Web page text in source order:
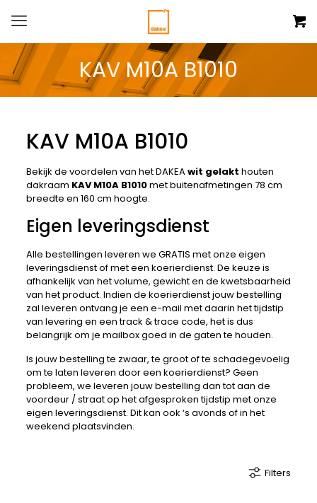
KAV M10A B1010
KAV M10A B1010
Bekijk de voordelen van het DAKEAwit gelakt houten
dakraam KAV M10A B1010met buitenafmetingen 78 cm
breedte en 160 cm hoogte.
Eigen leveringsdienst
Alle bestellingen leveren we GRATIS met onze eigen
leveringsdienst of met een koerierdienst. De keuze is
afhankelijk van het volume, gewicht en de kwetsbaarheid
van het product. Indien de koerierdienst jouw bestelling
zal leveren ontvang je een e-mail met daarin het tijdstip
van levering en een track & trace code, het is dus
belangrijk om je mailbox goed in de gaten te houden.
Is jouw bestelling te zwaar, te groot of te schadegevoelig
om te laten leveren door een koerierdienst? Geen
probleem, we leveren jouw bestelling dan tot aan de
voordeur / straat op het afgesproken tijdstip met onze
eigen leveringsdienst. Dit kan ook ‘s avonds of in het
weekend plaatsvinden.
Filters